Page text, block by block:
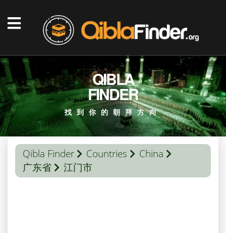
QIBLA
FINDER
找到你的朝拜方向
Qibla Finder Countries
China
广东省
江门市